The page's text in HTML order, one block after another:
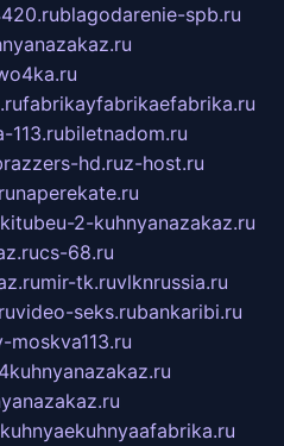
blagodarenie-spb.ru
fabrikayfabrikaefabrika.ru
113.rubiletnadom.ru
hd.ruz-host.ru
naperekate.ru
kitubeu-2-kuhnyanazakaz.ru
cs-68.ru
mir-tk.ruvlknrussia.ru
video-seks.rubankaribi.ru
kuhnyaekuhnyaafabrika.ru